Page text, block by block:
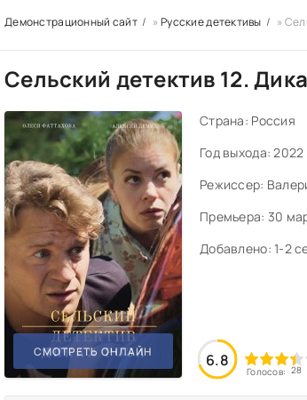
Демонстрационный сайт »Русские детективы »
Сельский детектив 12.
СМОТРЕТЬ ОНЛАЙН
Страна: Россия
Год выхода: 2022
Режиссер:
Премьера: 30
Добавлено: 1-2
6.8
Голосов: 28